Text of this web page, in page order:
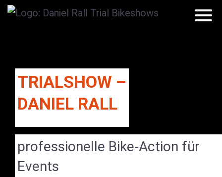
TRIALSHOW –
DANIEL RALL
professionelle Bike-Action für
Events